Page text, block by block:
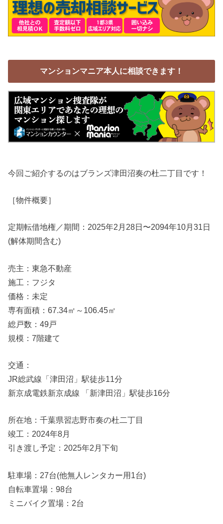
マンションマニア本人に相談できます！
今回ご紹介するのはブランズ津田沼奏の杜二丁目です！
［物件概要］
定期転借地権／期間：2025年2月28日〜2094年10月31日
(解体期間含む)
売主：東急不動産
施工：フジタ
価格：未定
専有面積：67.34㎡～106.45㎡
総戸数：49戸
規模：7階建て
交通：
JR総武線「津田沼」駅徒歩11分
新京成電鉄新京成線 「新津田沼」駅徒歩16分
所在地：千葉県習志野市奏の杜二丁目
竣工：2024年8月
引き渡し予定：2025年2月下旬
駐車場：27台(他無人レンタカー用1台)
自転車置場：98台
ミニバイク置場：2台